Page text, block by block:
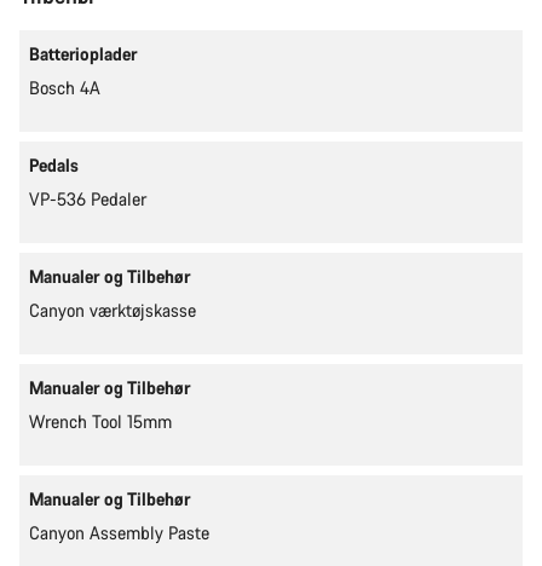
Batterioplader
Bosch 4A
Pedals
VP-536 Pedaler
Manualer og Tilbehør
Canyon værktøjskasse
Manualer og Tilbehør
Wrench Tool 15mm
Manualer og Tilbehør
Canyon Assembly Paste